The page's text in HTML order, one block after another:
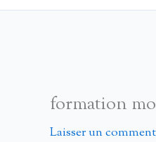
formation
Laisser un